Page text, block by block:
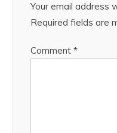
Your email address
Required fields are
Comment *